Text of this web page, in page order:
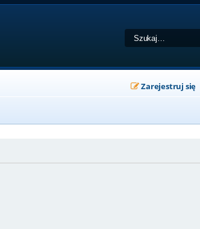
Zarejestruj się